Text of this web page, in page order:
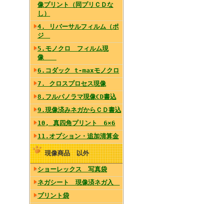
像プリント（同プリＣＤな
し）
4. リバーサルフィルム（ポ
ジ
5.モノクロ フィルム現
像
6.コダック t-maxモノクロ
7. クロスプロセス現像
8.フルパノラマ現像CD書込
9.現像済みネガからＣＤ書込
10, 真四角プリント 6×6
11.オプション・追加清算金
現像商品 以外
ショーレックス 写真袋
ネガシート 現像済ネガ入
プリント袋